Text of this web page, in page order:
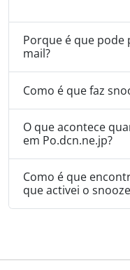
Porque é que
mail?
Como é que faz
O que acontece
em Po.dcn.ne.jp?
Como é que
que activei o